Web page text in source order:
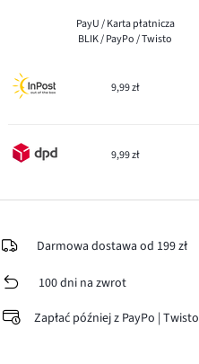
PayU / Karta płatnicza
BLIK / PayPo / Twisto
9,99 zł
9,99 zł
Darmowa dostawa od 199 zł
100 dni na zwrot
Zapłać później z PayPo | Twisto